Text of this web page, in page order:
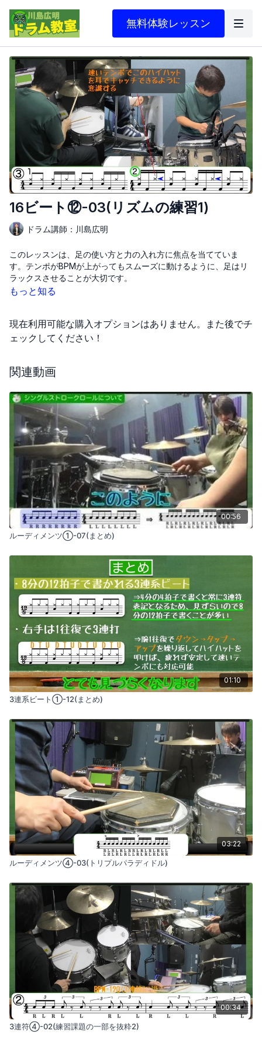
無料体験レッスン
16ビート⑫-03(リズムの練習1)
ドラム講師：川島広明
このレッスンは、足の使い方と力の入れ方に焦点を当てていま
す。テンポがBPMが上がってもスムーズに動けるように、足はリ
ラックスさせることが大切です。
また、特に16分の1拍目と3拍目のハイハットの音に注意して、し
ることも一つの方法です。
これらのポイントを意識することで、より効果的にドラム演奏の
スキルを向上させることができます。
もっと知る
現在利用可能な購入オプションはありません。また後でチ
ェックしてください！
関連動画
00:56
ルーディメンツ①-07(まとめ)
01:10
3連系ビート①-12(まとめ)
03:22
ルーディメンツ④-03(トリプルパラディドル)
00:34
3連符④-02(練習課題の一部を抜粋2)